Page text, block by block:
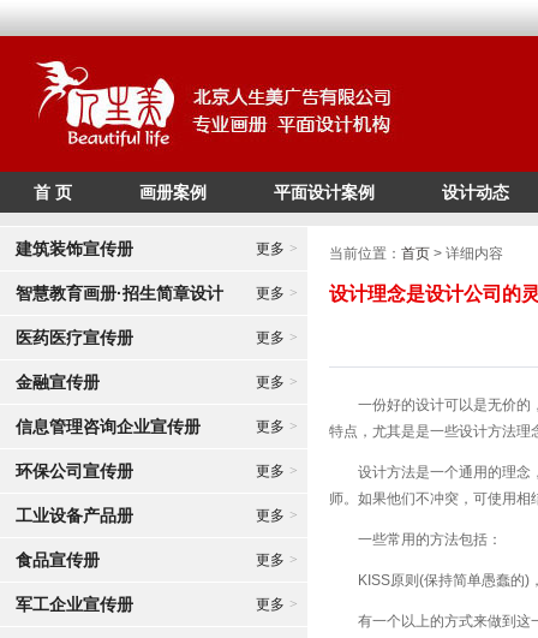
/* */
首 页 画册案例 平面设计案例 设计动态
建筑装饰宣传册 更多 >
智慧教育画册·招生简章设计 更多 >
医药医疗宣传册 更多 >
金融宣传册 更多 >
信息管理咨询企业宣传册 更多 >
环保公司宣传册 更多 >
工业设备产品册 更多 >
食品宣传册 更多 >
军工企业宣传册 更多 >
当前位置： 首页 > 详细内容
设计理念是设计公司的
一份好的设计可以是无价的
特点，尤其是是一些设计方法理
设计方法是一个通用的理念，
师。如果他们不冲突，可使用相
一些常用的方法包括：
KISS原则(保持简单愚蠢的)
有一个以上的方式来做到这